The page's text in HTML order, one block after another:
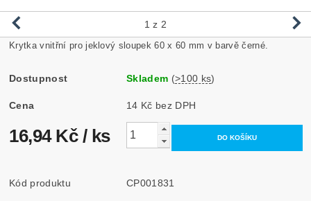
1 z 2
Krytka vnitřní pro jeklový sloupek 60 x 60 mm v barvě černé.
Dostupnost Skladem (>100 ks)
Cena 14 Kč bez DPH
16,94 Kč / ks
Kód produktu CP001831